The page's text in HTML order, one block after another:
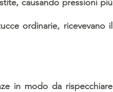
causando pressioni più
ordinarie, ricevevano il
in modo da rispecchiare